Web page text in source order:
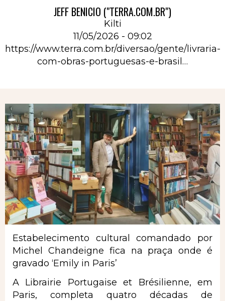
JEFF BENICIO ("TERRA.COM.BR")
Kilti
11/05/2026 - 09:02
https://www.terra.com.br/diversao/gente/livraria-
com-obras-portuguesas-e-brasil…
Estabelecimento cultural comandado por
Michel Chandeigne fica na praça onde é
gravado ‘Emily in Paris’
A Librairie Portugaise et Brésilienne, em
Paris, completa quatro décadas de